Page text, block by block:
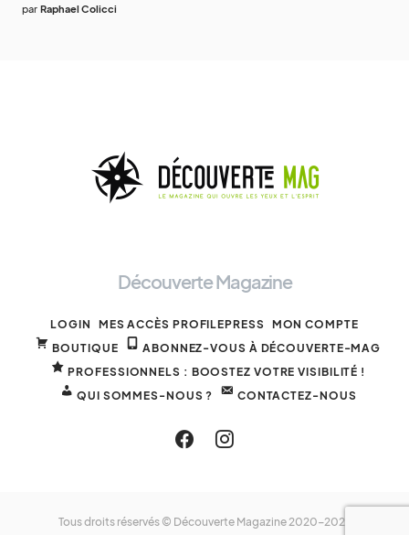
par Raphael Colicci
Découverte Magazine
LOGIN MES ACCÈS PROFILEPRESS MON COMPTE
BOUTIQUE
ABONNEZ-VOUS À DÉCOUVERTE-MAG
PROFESSIONNELS : BOOSTEZ VOTRE VISIBILITÉ !
QUI SOMMES-NOUS ?
CONTACTEZ-NOUS
Tous droits réservés © Découverte Magazine 2020-2025